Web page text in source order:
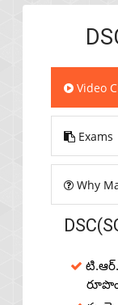
Video
Exams
Why